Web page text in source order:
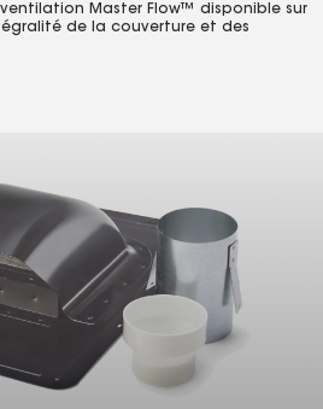
Master Flow™ disponible sur
de la couverture et des